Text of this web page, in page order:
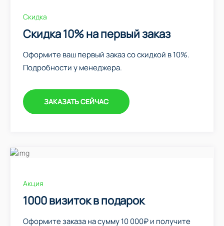
Скидка
Скидка 10% на первый заказ
Оформите ваш первый заказ со скидкой в 10%.
Подробности у менеджера.
ЗАКАЗАТЬ СЕЙЧАС
Акция
1000 визиток в подарок
Оформите заказа на сумму 10 000₽ и получите